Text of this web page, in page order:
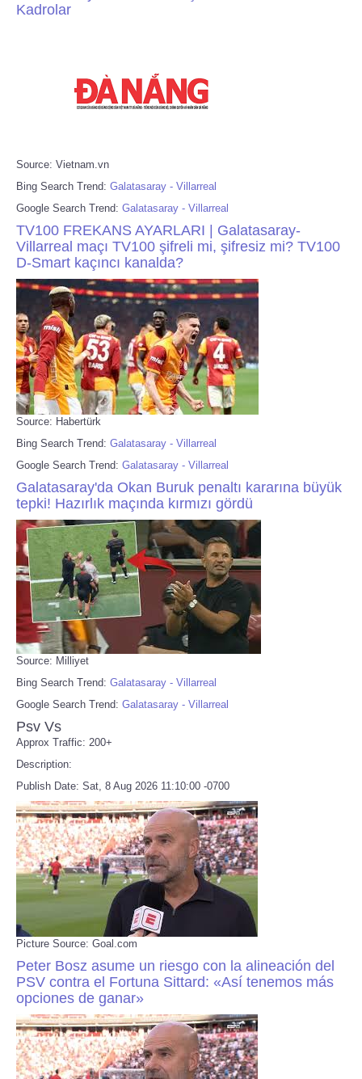
Kadrolar
Source: Vietnam.vn
Bing Search Trend: Galatasaray - Villarreal
Google Search Trend: Galatasaray - Villarreal
TV100 FREKANS AYARLARI | Galatasaray-
Villarreal maçı TV100 şifreli mi, şifresiz mi? TV100
D-Smart kaçıncı kanalda?
Source: Habertürk
Bing Search Trend: Galatasaray - Villarreal
Google Search Trend: Galatasaray - Villarreal
Galatasaray'da Okan Buruk penaltı kararına büyük
tepki! Hazırlık maçında kırmızı gördü
Source: Milliyet
Bing Search Trend: Galatasaray - Villarreal
Google Search Trend: Galatasaray - Villarreal
Psv Vs
Approx Traffic: 200+
Description:
Publish Date: Sat, 8 Aug 2026 11:10:00 -0700
Picture Source: Goal.com
Peter Bosz asume un riesgo con la alineación del
PSV contra el Fortuna Sittard: «Así tenemos más
opciones de ganar»